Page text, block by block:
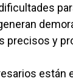
precisos y
están